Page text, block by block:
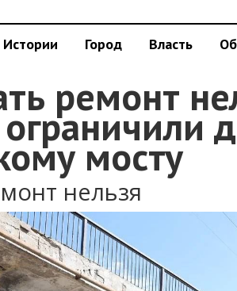
Истории Город Власть
ремонт
мосту
нельзя